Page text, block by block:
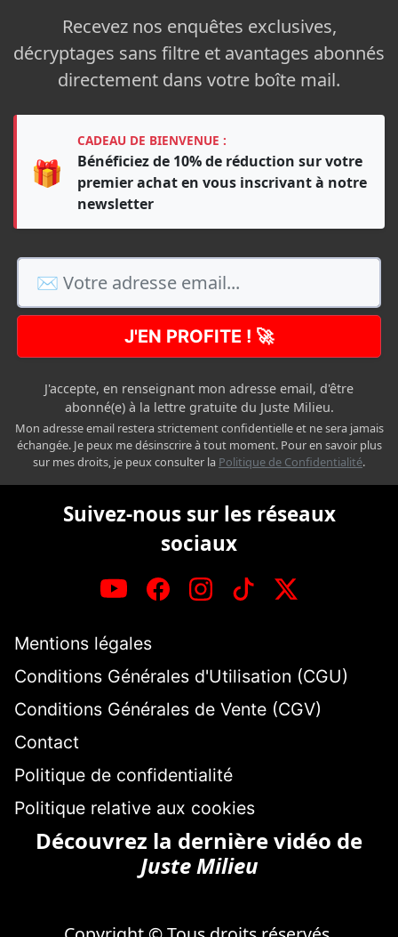
Recevez nos enquêtes exclusives,
décryptages sans filtre et avantages abonnés
directement dans votre boîte mail.
🎁
CADEAU DE BIENVENUE :
Bénéficiez de 10% de réduction sur votre
premier achat en vous inscrivant à notre
newsletter
J'EN PROFITE ! 🚀
J'accepte, en renseignant mon adresse email, d'être
abonné(e) à la lettre gratuite du Juste Milieu.
Mon adresse email restera strictement confidentielle et ne sera jamais
échangée. Je peux me désinscrire à tout moment. Pour en savoir plus
sur mes droits, je peux consulter la Politique de Confidentialité.
Suivez-nous sur les réseaux
sociaux
Mentions légales
Conditions Générales d'Utilisation (CGU)
Conditions Générales de Vente (CGV)
Contact
Politique de confidentialité
Politique relative aux cookies
Découvrez la dernière vidéo de
Juste Milieu